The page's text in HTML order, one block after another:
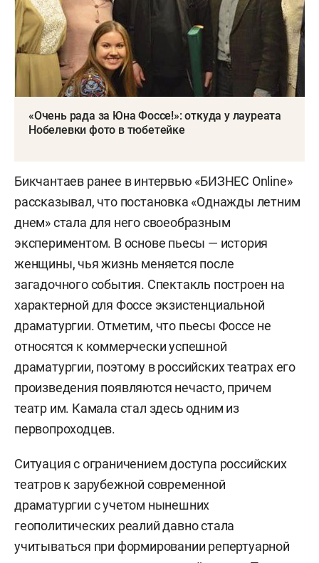
«Очень рада за Юна Фоссе!»: откуда у лауреата
Нобелевки фото в тюбетейке
Бикчантаев ранее в интервью «БИЗНЕС Online»
рассказывал, что постановка «Однажды летним
днем» стала для него своеобразным
экспериментом. В основе пьесы — история
женщины, чья жизнь меняется после
загадочного события. Спектакль построен на
характерной для Фоссе экзистенциальной
драматургии. Отметим, что пьесы Фоссе не
относятся к коммерчески успешной
драматургии, поэтому в российских театрах его
произведения появляются нечасто, причем
театр им. Камала стал здесь одним из
первопроходцев.
Ситуация с ограничением доступа российских
театров к зарубежной современной
драматургии с учетом нынешних
геополитических реалий давно стала
учитываться при формировании репертуарной